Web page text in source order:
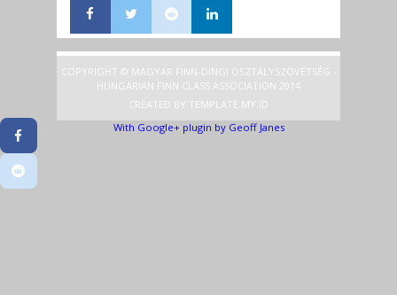
COPYRIGHT © MAGYAR FINN-DINGI OSZTÁLYSZÖVETSÉG -
HUNGARIAN FINN CLASS ASSOCIATION 2014
CREATED BY TEMPLATE .MY.ID
With Google+ plugin by Geoff Janes